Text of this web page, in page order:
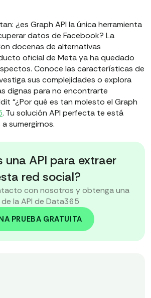
¿es Graph API la única herramienta
datos de Facebook? La
docenas de alternativas
oficial de Meta ya ha quedado
Conoce las características de
sus complejidades o explora
dignas para no encontrarte
“¿Por qué es tan molesto el Graph
. Tu solución API perfecta te está
sumergirnos.
una API para extraer
red social?
con nosotros y obtenga una
la API de Data365
PRUEBA GRATUITA